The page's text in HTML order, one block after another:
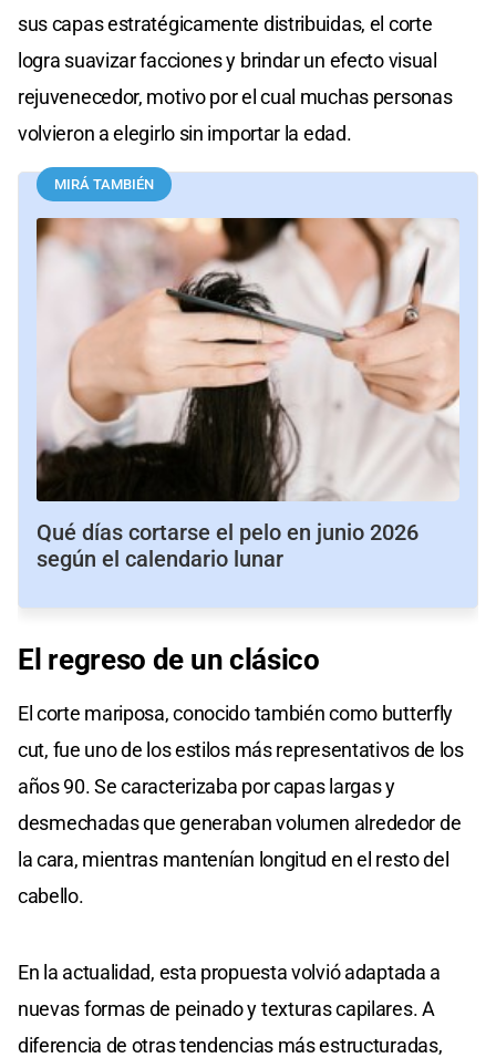
sus capas estratégicamente distribuidas, el corte
logra suavizar facciones y brindar un efecto visual
rejuvenecedor, motivo por el cual muchas personas
volvieron a elegirlo sin importar la edad.
MIRÁ TAMBIÉN
Qué días cortarse el pelo en junio 2026
según el calendario lunar
El regreso de un clásico
El corte mariposa, conocido también como butterfly
cut, fue uno de los estilos más representativos de los
años 90. Se caracterizaba por capas largas y
desmechadas que generaban volumen alrededor de
la cara, mientras mantenían longitud en el resto del
cabello.
En la actualidad, esta propuesta volvió adaptada a
nuevas formas de peinado y texturas capilares. A
diferencia de otras tendencias más estructuradas,